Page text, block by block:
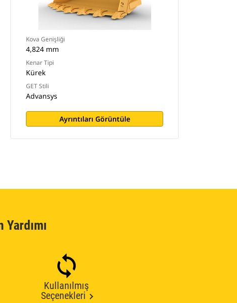
Kova Genişliği
4,824 mm
Kenar Tipi
Kürek
GET Stili
Advansys
Ayrıntıları Görüntüle
Kullanılmış
Seçenekleri